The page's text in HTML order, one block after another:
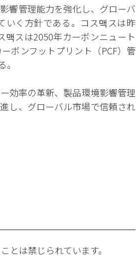
響管理能力を強化し、グローバ
いく方針である。コス맥スは昨
맥スは2050年カーボンニュート
ボンフットプリント（PCF）管
効率の革新、製品環境影響管理
し、グローバル市場で信頼され
とは禁じられています。